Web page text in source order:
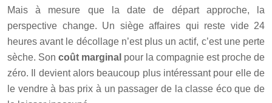
Mais à mesure que la date de départ approche, la
perspective change. Un siège affaires qui reste vide 24
heures avant le décollage n’est plus un actif, c’est une perte
sèche. Son coût marginal pour la compagnie est proche de
zéro. Il devient alors beaucoup plus intéressant pour elle de
le vendre à bas prix à un passager de la classe éco que de